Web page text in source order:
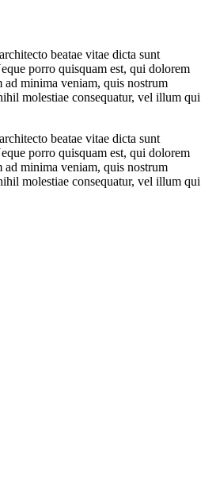
beatae vitae dicta sunt
porro quisquam est, qui dolorem
ad minima veniam, quis nostrum
molestiae consequatur, vel illum qui
beatae vitae dicta sunt
porro quisquam est, qui dolorem
ad minima veniam, quis nostrum
molestiae consequatur, vel illum qui